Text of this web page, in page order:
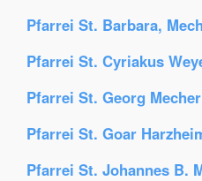
Pfarrei St. Barbara,
Pfarrei St. Cyriakus
Pfarrei St. Georg
Pfarrei St. Goar
Pfarrei St. Johannes B.